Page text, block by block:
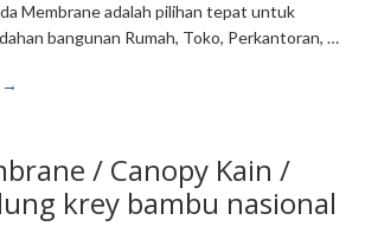
Membrane adalah pilihan tepat untuk
bangunan Rumah, Toko, Perkantoran, …
→
/ Canopy Kain /
krey bambu nasional